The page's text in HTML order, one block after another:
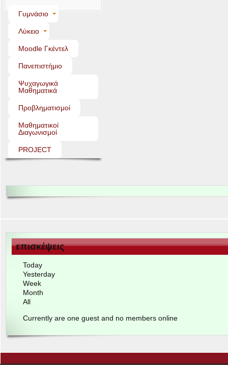
Γυμνάσιο
Λύκειο
Moo­dle Γκέντελ
Πανεπιστήμιο
Ψυχαγωγικά
Μαθηματικά
Προβληματισμοί
Μαθηματικοί
Διαγωνισμοί
PROJECT
επισκέψεις
Today
Yes­ter­day
Week
Month
All
Cur­rently are one guest and no mem­bers online